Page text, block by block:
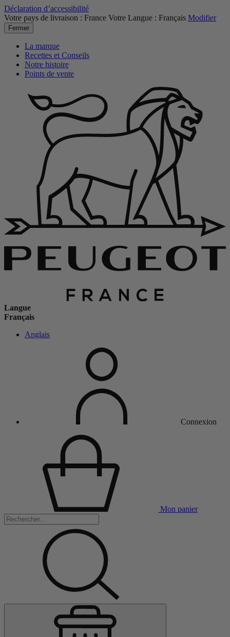
Déclaration d’accessibilité
Votre pays de livraison : France Votre Langue : Français Modifier
Fermer
La marque
Recettes et Conseils
Notre histoire
Points de vente
Langue
Français
Anglais
Connexion
Mon panier